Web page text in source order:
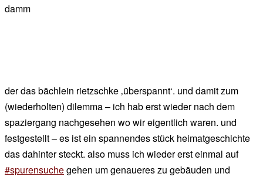
damm
der das bächlein rietzschke ‚überspannt‘. und damit zum
(wiederholten) dilemma – ich hab erst wieder nach dem
spaziergang nachgesehen wo wir eigentlich waren. und
festgestellt – es ist ein spannendes stück heimatgeschichte
das dahinter steckt. also muss ich wieder erst einmal auf
#spurensuchegehen um genaueres zu gebäuden und